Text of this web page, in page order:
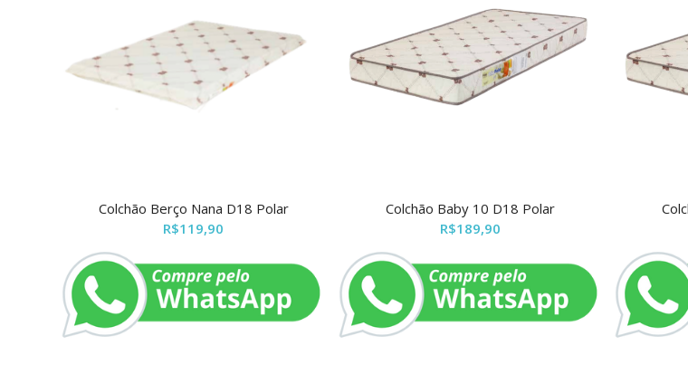
Colchão Berço Nana D18 Polar
R$119,90
Colchão Baby 10 D18 Polar
R$189,90